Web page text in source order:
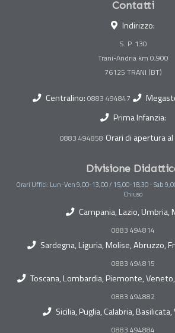
Contatti
Indirizzo:
S. P. 130
Trani-Andria km 0,900
Centralino: 0883 494847
Prima Infanzia:
0883 494858 Orari di apertura
Divisione
Orari Uffici: Lun-Ven 9,00-13,00 / 15,00-18,30 - Sab
Chiuso
Campania, Lazio, Umbria,
0883 494814
Sardegna, Liguria, Molise, Abruzzo,
0883 494815
Toscana, Lombardia, Piemonte,
0883 494882
Sicilia, Puglia, Calabria,
0883 494884